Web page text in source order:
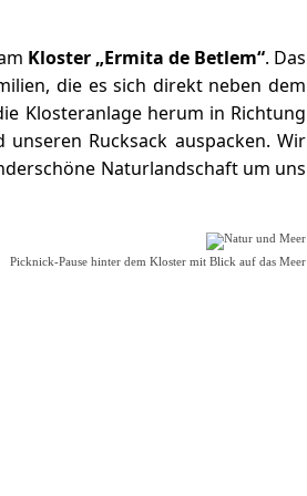
Kloster „Ermita de Betlem“. Das
die es sich direkt neben dem
Klosteranlage herum in Richtung
Rucksack auspacken. Wir
Naturlandschaft um uns
Picknick-Pause hinter dem Kloster mit Blick auf das Meer